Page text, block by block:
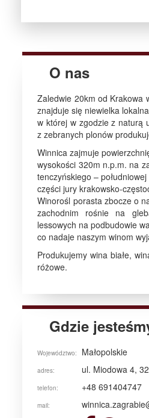
O nas
Zaledwie 20km od Krakowa
znajduje się niewielka
w której w zgodzie z naturą
z zebranych plonów
Winnica zajmuje
wysokości 320m n.p.m. na
tenczyńskiego – południowej
części jury krakowsko-
Winorośl porasta zbocze o
zachodnim rośnie na
lessowych na podbudowie
co nadaje naszym winom
Produkujemy wina białe,
różowe.
Gdzie
Województwo: Małopolskie
adres: ul. Miodowa 4,
telefon: +48 691404747
mail: